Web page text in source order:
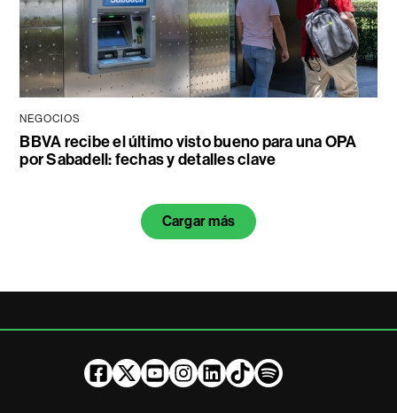
NEGOCIOS
BBVA recibe el último visto bueno para una OPA
por Sabadell: fechas y detalles clave
Cargar más